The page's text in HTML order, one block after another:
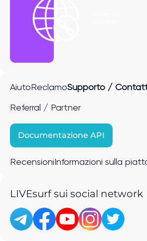
Aiuto ReclamoSupporto /
Referral / Partner
Documentazione API
Recensioni Informazioni sulla
LIVEsurf sui social network